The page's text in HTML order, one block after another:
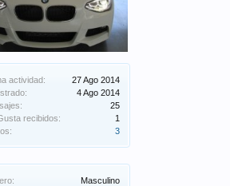
actividad:
27 Ago 2014
4 Ago 2014
25
recibidos:
1
3
Masculino